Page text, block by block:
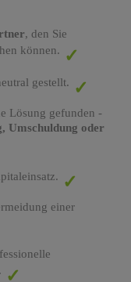
, den Sie
können.
gestellt.
Lösung gefunden -
Umschuldung oder
einer